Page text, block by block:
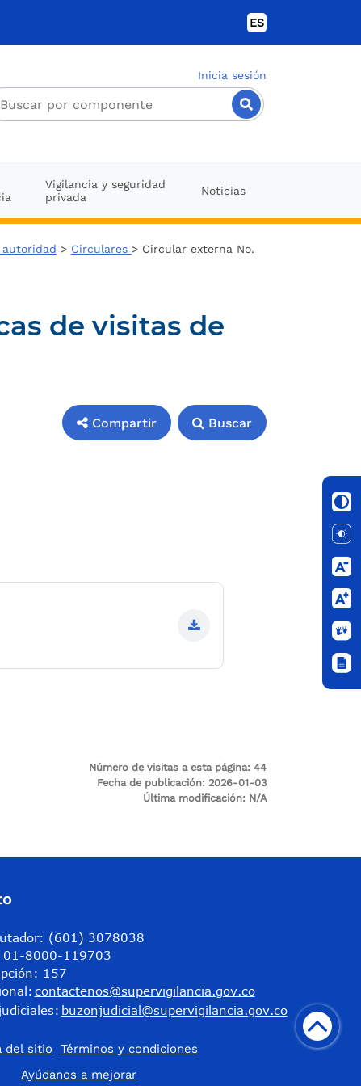
ES
Inicia sesión
Vigilancia y seguridad
privada
Noticias
autoridad > Circulares > Circular externa No.
de visitas de
Compartir Buscar
Número de visitas a esta página: 44
Fecha de publicación: 2026-01-03
Última modificación: N/A
(601) 3078038
01-8000-119703
157
contactenos@supervigilancia.gov.co
buzonjudicial@supervigilancia.gov.co
del sitio
Términos y condiciones
​Ayúdanos a mejorar